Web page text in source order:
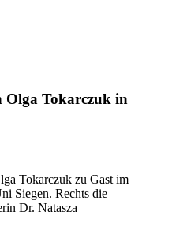
Tokarczuk in
Tokarczuk zu Gast im
Siegen. Rechts die
Dr. Natasza